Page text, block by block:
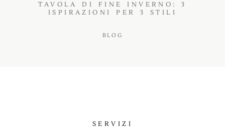
TAVOLA DI FINE INVERNO: 3
ISPIRAZIONI PER 3 STILI
BLOG
SERVIZI